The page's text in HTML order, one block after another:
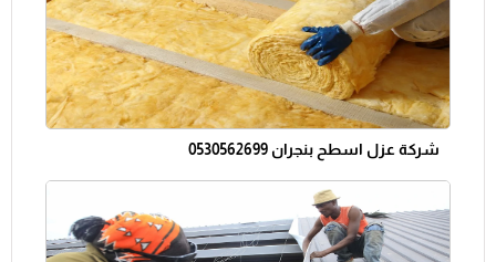
شركة عزل اسطح بنجران 0530562699